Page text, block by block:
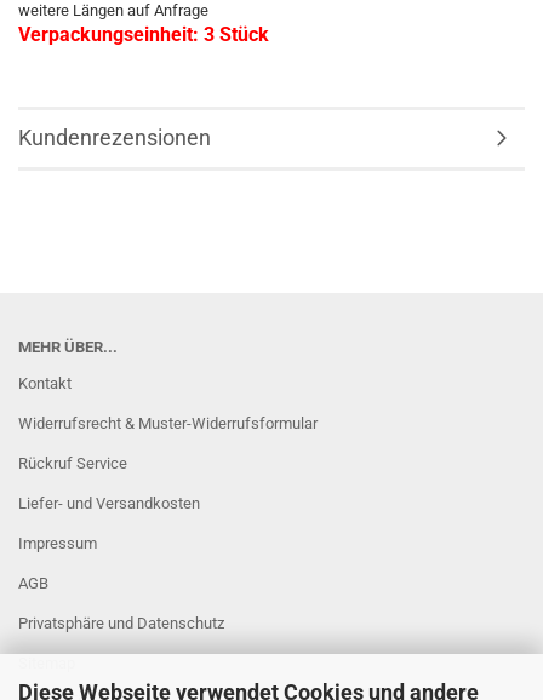
Diese Webseite verwendet Cookies und andere
weitere Längen auf Anfrage
Verpackungseinheit: 3 Stück
Kundenrezensionen
MEHR ÜBER...
Kontakt
Widerrufsrecht & Muster-Widerrufsformular
Rückruf Service
Liefer- und Versandkosten
Impressum
AGB
Privatsphäre und Datenschutz